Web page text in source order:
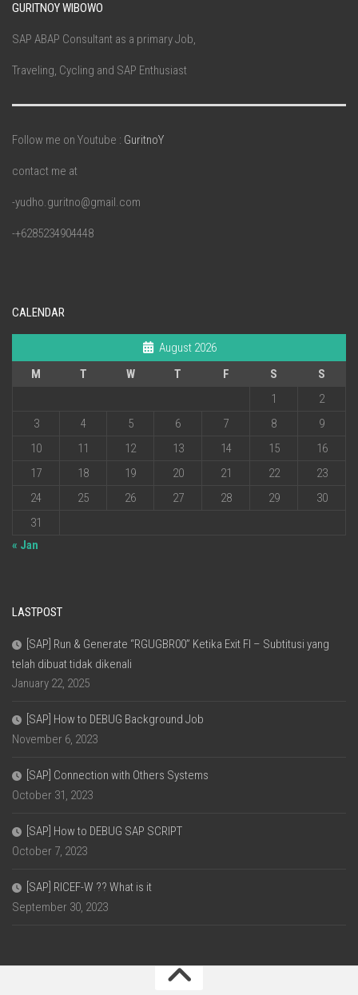
GURITNOY WIBOWO
SAP ABAP Consultant as a primary Job,
Traveling, Cycling and SAP Enthusiast
Follow me on Youtube : GuritnoY
contact me at
-yudho.guritno@gmail.com
-+6285234904448
CALENDAR
August 2026
M
T W T F S
S
1
2
3
4 5 6 7 8
9
10
11 12 13 14 15
16
17
18 19 20 21 22
23
24
25 26 27 28 29
30
31
« Jan
LASTPOST
[SAP] Run & Generate “RGUGBR00” Ketika Exit FI – Subtitusi yang
telah dibuat tidak dikenali
January 22, 2025
[SAP] How to DEBUG Background Job
November 6, 2023
[SAP] Connection with Others Systems
October 31, 2023
[SAP] How to DEBUG SAP SCRIPT
October 7, 2023
[SAP] RICEF-W ?? What is it
September 30, 2023